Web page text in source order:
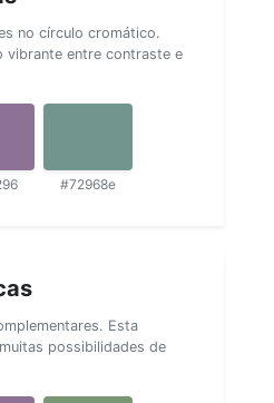
no círculo cromático.
vibrante entre contraste e
#72968e
Esta
possibilidades de